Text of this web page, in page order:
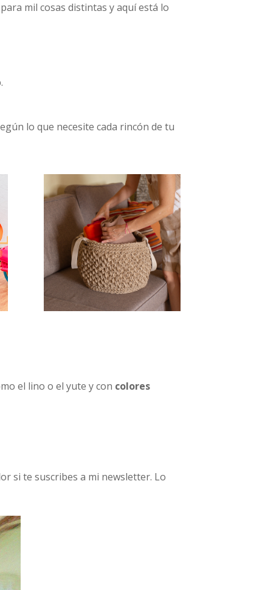
mil cosas distintas y aquí está lo
lo que necesite cada rincón de tu
el lino o el yute y con colores
si te suscribes a mi newsletter. Lo